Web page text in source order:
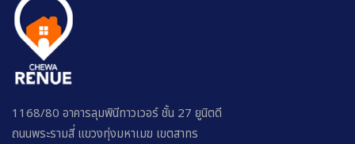
1168/80 อาคารลุมพินีทาวเวอร์ ชั้น 27 ยูนิตดี
ถนนพระรามสี่ แขวงทุ่งมหาเมฆ เขตสาทร